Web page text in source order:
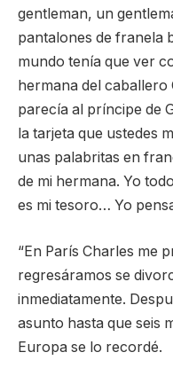
gentleman, un
pantalones de franela
mundo tenía que ver
hermana del caballero
parecía al príncipe de
la tarjeta que ustedes
unas palabritas en
de mi hermana. Yo
es mi tesoro… Yo
“En París Charles me
regresáramos se
inmediatamente.
asunto hasta que seis
Europa se lo recordé.